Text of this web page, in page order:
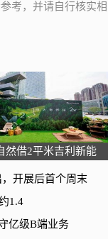
考，并请自行核实相
然借2平米吉利新能
开展后首个周末
1.4
亿级B端业务